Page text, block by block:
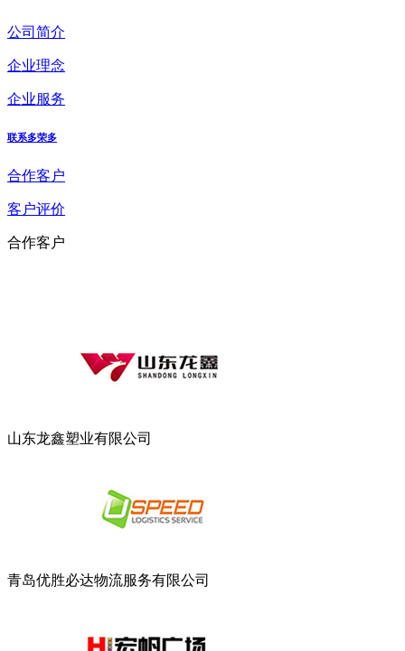
公司简介
企业理念
企业服务
联系多荣多
合作客户
客户评价
合作客户
山东龙鑫塑业有限公司
青岛优胜必达物流服务有限公司